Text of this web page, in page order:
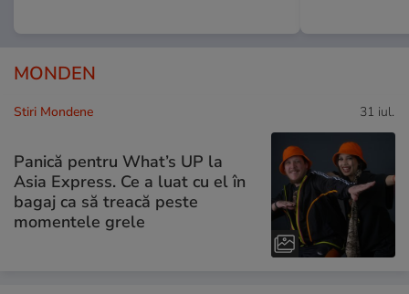
MONDEN
Stiri Mondene 31 iul.
Panică pentru What’s UP la
Asia Express. Ce a luat cu el în
bagaj ca să treacă peste
momentele grele